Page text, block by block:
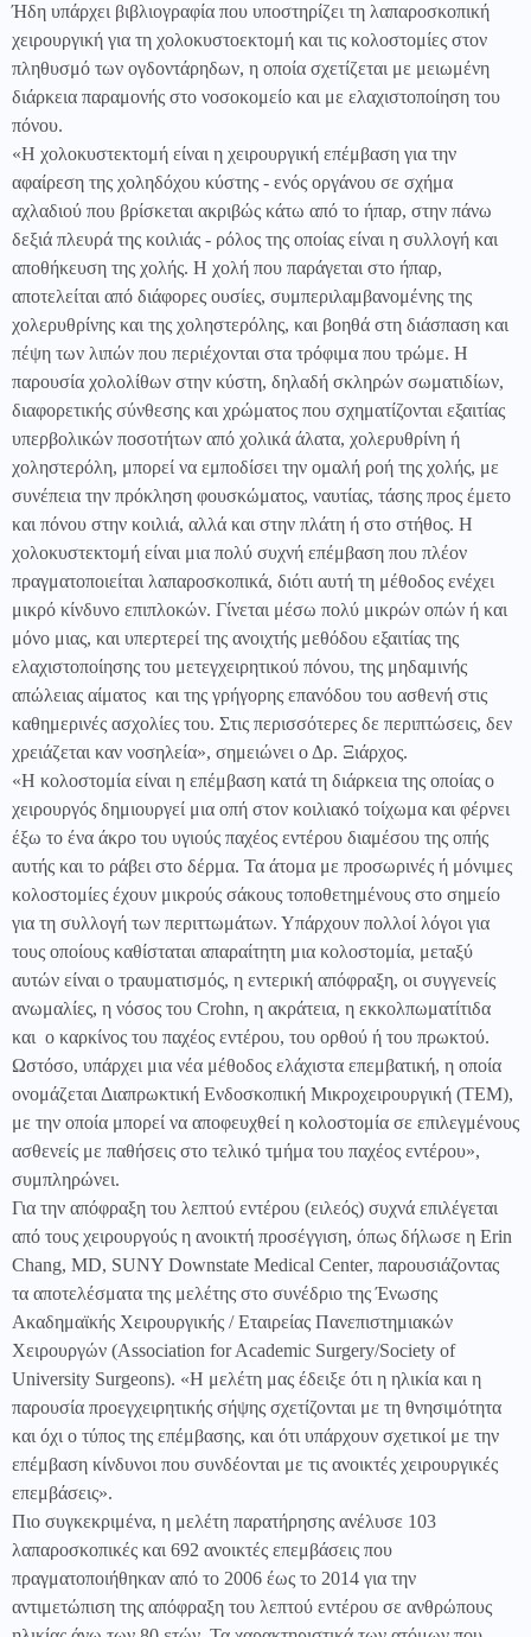
Ήδη υπάρχει βιβλιογραφία που υποστηρίζει τη λαπαροσκοπική
χειρουργική για τη χολοκυστοεκτομή και τις κολοστομίες στον
πληθυσμό των ογδοντάρηδων, η οποία σχετίζεται με μειωμένη
διάρκεια παραμονής στο νοσοκομείο και με ελαχιστοποίηση του
πόνου.
«Η χολοκυστεκτομή είναι η χειρουργική επέμβαση για την
αφαίρεση της χοληδόχου κύστης - ενός οργάνου σε σχήμα
αχλαδιού που βρίσκεται ακριβώς κάτω από το ήπαρ, στην πάνω
δεξιά πλευρά της κοιλιάς - ρόλος της οποίας είναι η συλλογή και
αποθήκευση της χολής. Η χολή που παράγεται στο ήπαρ,
αποτελείται από διάφορες ουσίες, συμπεριλαμβανομένης της
χολερυθρίνης και της χοληστερόλης, και βοηθά στη διάσπαση και
πέψη των λιπών που περιέχονται στα τρόφιμα που τρώμε. Η
παρουσία χολολίθων στην κύστη, δηλαδή σκληρών σωματιδίων,
διαφορετικής σύνθεσης και χρώματος που σχηματίζονται εξαιτίας
υπερβολικών ποσοτήτων από χολικά άλατα, χολερυθρίνη ή
χοληστερόλη, μπορεί να εμποδίσει την ομαλή ροή της χολής, με
συνέπεια την πρόκληση φουσκώματος, ναυτίας, τάσης προς έμετο
και πόνου στην κοιλιά, αλλά και στην πλάτη ή στο στήθος. Η
χολοκυστεκτομή είναι μια πολύ συχνή επέμβαση που πλέον
πραγματοποιείται λαπαροσκοπικά, διότι αυτή τη μέθοδος ενέχει
μικρό κίνδυνο επιπλοκών. Γίνεται μέσω πολύ μικρών οπών ή και
μόνο μιας, και υπερτερεί της ανοιχτής μεθόδου εξαιτίας της
ελαχιστοποίησης του μετεγχειρητικού πόνου, της μηδαμινής
απώλειας αίματος και της γρήγορης επανόδου του ασθενή στις
καθημερινές ασχολίες του. Στις περισσότερες δε περιπτώσεις, δεν
χρειάζεται καν νοσηλεία», σημειώνει ο Δρ. Ξιάρχος.
«Η κολοστομία είναι η επέμβαση κατά τη διάρκεια της οποίας ο
χειρουργός δημιουργεί μια οπή στον κοιλιακό τοίχωμα και φέρνει
έξω το ένα άκρο του υγιούς παχέος εντέρου διαμέσου της οπής
αυτής και το ράβει στο δέρμα. Τα άτομα με προσωρινές ή μόνιμες
κολοστομίες έχουν μικρούς σάκους τοποθετημένους στο σημείο
για τη συλλογή των περιττωμάτων. Υπάρχουν πολλοί λόγοι για
τους οποίους καθίσταται απαραίτητη μια κολοστομία, μεταξύ
αυτών είναι ο τραυματισμός, η εντερική απόφραξη, οι συγγενείς
ανωμαλίες, η νόσος του Crohn, η ακράτεια, η εκκολπωματίτιδα
και ο καρκίνος του παχέος εντέρου, του ορθού ή του πρωκτού.
Ωστόσο, υπάρχει μια νέα μέθοδος ελάχιστα επεμβατική, η οποία
ονομάζεται Διαπρωκτική Ενδοσκοπική Μικροχειρουργική (ΤΕΜ),
με την οποία μπορεί να αποφευχθεί η κολοστομία σε επιλεγμένους
ασθενείς με παθήσεις στο τελικό τμήμα του παχέος εντέρου»,
συμπληρώνει.
Για την απόφραξη του λεπτού εντέρου (ειλεός) συχνά επιλέγεται
από τους χειρουργούς η ανοικτή προσέγγιση, όπως δήλωσε η Erin
Chang, MD, SUNY Downstate Medical Center, παρουσιάζοντας
τα αποτελέσματα της μελέτης στο συνέδριο της Ένωσης
Ακαδημαϊκής Χειρουργικής / Εταιρείας Πανεπιστημιακών
Χειρουργών (Association for Academic Surgery/Society of
University Surgeons). «Η μελέτη μας έδειξε ότι η ηλικία και η
παρουσία προεγχειρητικής σήψης σχετίζονται με τη θνησιμότητα
και όχι ο τύπος της επέμβασης, και ότι υπάρχουν σχετικοί με την
επέμβαση κίνδυνοι που συνδέονται με τις ανοικτές χειρουργικές
επεμβάσεις».
Πιο συγκεκριμένα, η μελέτη παρατήρησης ανέλυσε 103
λαπαροσκοπικές και 692 ανοικτές επεμβάσεις που
πραγματοποιήθηκαν από το 2006 έως το 2014 για την
αντιμετώπιση της απόφραξη του λεπτού εντέρου σε ανθρώπους